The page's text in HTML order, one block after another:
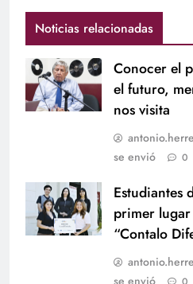
Noticias relacionadas
Conocer el
el futuro,
nos visita
se envió
0
Estudiantes
primer
“Contalo